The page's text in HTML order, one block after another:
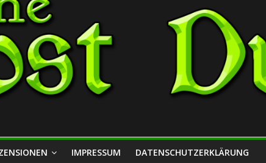
IMPRESSUM DATENSCHUTZERKLÄRUNG